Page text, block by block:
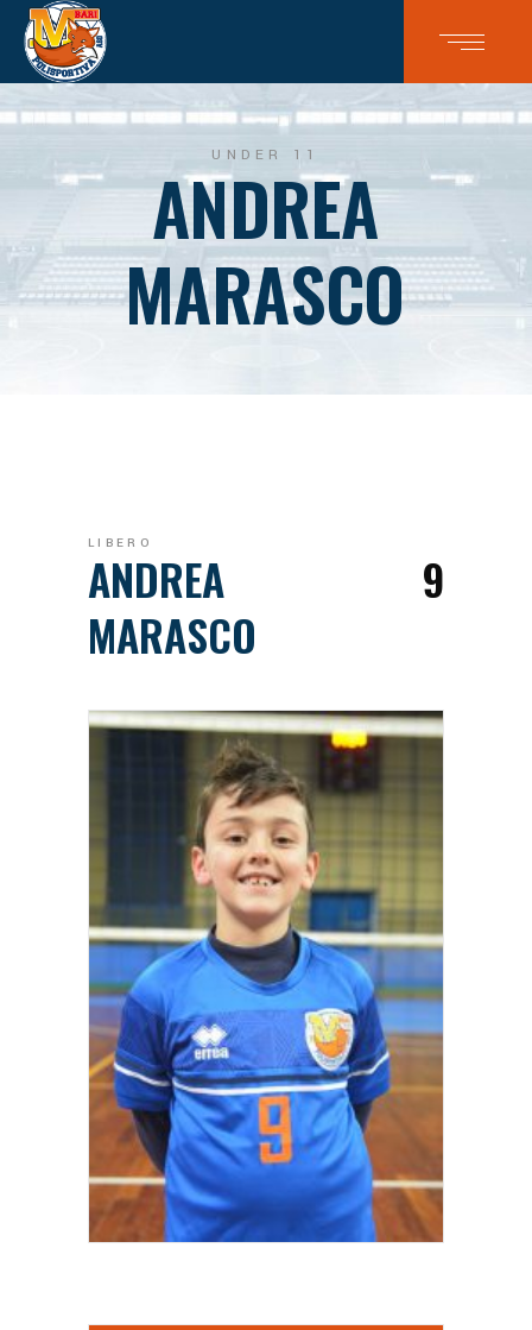
UNDER 11
ANDREA
MARASCO
LIBERO
9
ANDREA
MARASCO